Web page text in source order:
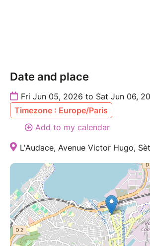
Date and place
Fri Jun 05, 2026 to Sat Jun 06,
Timezone : Europe/Paris
Add to my calendar
L'Audace, Avenue Victor Hugo,